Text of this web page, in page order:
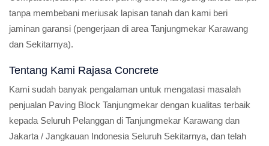
tanpa membebani meriusak lapisan tanah dan kami beri
jaminan garansi (pengerjaan di area Tanjungmekar Karawang
dan Sekitarnya).
Tentang Kami Rajasa Concrete
Kami sudah banyak pengalaman untuk mengatasi masalah
penjualan Paving Block Tanjungmekar dengan kualitas terbaik
kepada Seluruh Pelanggan di Tanjungmekar Karawang dan
Jakarta / Jangkauan Indonesia Seluruh Sekitarnya, dan telah